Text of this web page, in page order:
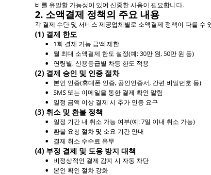
비를 유발할 가능성이 있어 신중한 사용이 필요합니다.
2. 소액결제 정책의 주요 내용
각 결제 수단 및 서비스 제공업체별로 소액결제 정책이 다를 수
(1) 결제 한도
1회 결제 가능 금액 제한
월 최대 소액결제 한도 설정(예: 30만 원, 50만 원 등)
연령별, 신용등급별 차등 한도 적용
(2) 결제 승인 및 인증 절차
본인 인증(휴대폰 인증, 공인인증서, 간편 비밀번호 등)
SMS 또는 이메일을 통한 결제 확인 알림
일정 금액 이상 결제 시 추가 인증 요구
(3) 취소 및 환불 정책
일정 기간 내 취소 가능 여부(예: 7일 이내 취소 가능)
환불 요청 절차 및 소요 기간 안내
결제 취소 수수료 유무
(4) 부정 결제 및 도용 방지 대책
비정상적인 결제 감지 시 자동 차단
본인 확인 절차 강화